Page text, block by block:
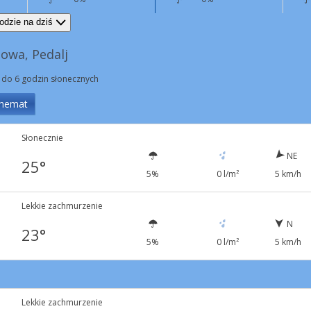
na dziś
Pedalj
6 godzin słonecznych
Słonecznie
25° 5% 0 l/m²
NE
5 km/h
Lekkie zachmurzenie
23° 5% 0 l/m²
N
5 km/h
Lekkie zachmurzenie